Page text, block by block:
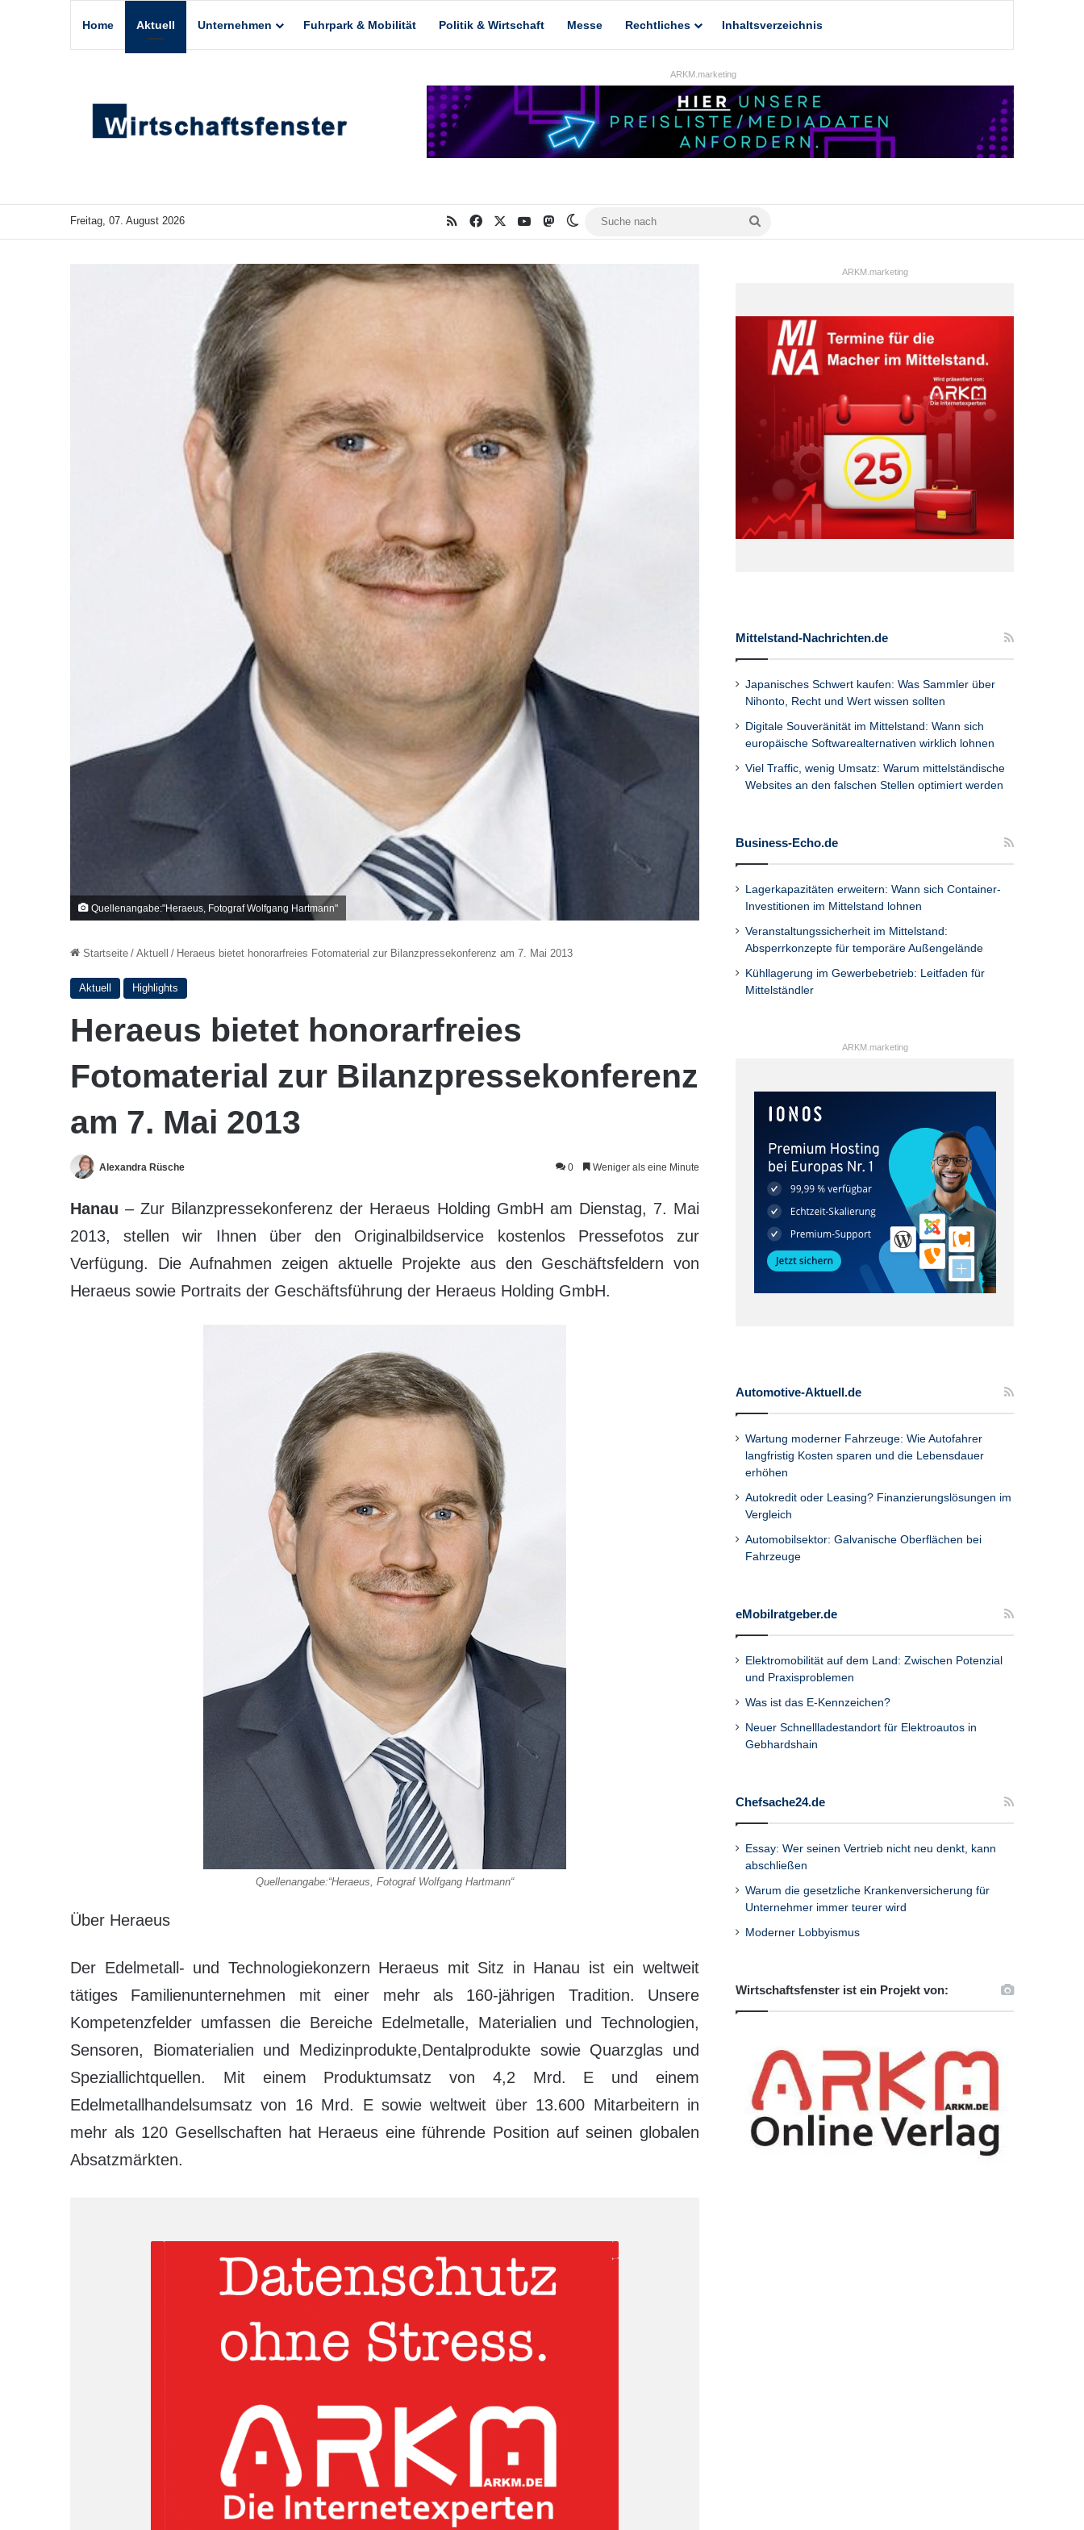
Home Aktuell Unternehmen Fuhrpark & Mobilität Politik & Wirtschaft Messe Rechtliches Inhaltsverzeichnis
ARKM.marketing
Freitag, 07. August 2026 RSS Facebook YouTubeMastodonSkin umschalten
Quellenangabe:"Heraeus, Fotograf Wolfgang Hartmann"
Startseite / Aktuell / Heraeus bietet honorarfreies Fotomaterial zur Bilanzpressekonferenz am 7. Mai 2013
Aktuell Highlights
Heraeus bietet honorarfreies
Fotomaterial zur Bilanzpressekonferenz
am 7. Mai 2013
Alexandra Rüsche 0 Weniger als eine Minute
Hanau – Zur Bilanzpressekonferenz der Heraeus Holding GmbH am Dienstag, 7. Mai
2013, stellen wir Ihnen über den Originalbildservice kostenlos Pressefotos zur
Verfügung. Die Aufnahmen zeigen aktuelle Projekte aus den Geschäftsfeldern von
Heraeus sowie Portraits der Geschäftsführung der Heraeus Holding GmbH.
Quellenangabe:“Heraeus, Fotograf Wolfgang Hartmann“
Über Heraeus
Der Edelmetall- und Technologiekonzern Heraeus mit Sitz in Hanau ist ein weltweit
tätiges Familienunternehmen mit einer mehr als 160-jährigen Tradition. Unsere
Kompetenzfelder umfassen die Bereiche Edelmetalle, Materialien und Technologien,
Sensoren, Biomaterialien und Medizinprodukte,Dentalprodukte sowie Quarzglas und
Speziallichtquellen. Mit einem Produktumsatz von 4,2 Mrd. E und einem
Edelmetallhandelsumsatz von 16 Mrd. E sowie weltweit über 13.600 Mitarbeitern in
mehr als 120 Gesellschaften hat Heraeus eine führende Position auf seinen globalen
Absatzmärkten.
ARKM.marketing
Mittelstand-Nachrichten.de
Japanisches Schwert kaufen: Was Sammler über
Nihonto, Recht und Wert wissen sollten
Digitale Souveränität im Mittelstand: Wann sich
europäische Softwarealternativen wirklich lohnen
Viel Traffic, wenig Umsatz: Warum mittelständische
Websites an den falschen Stellen optimiert werden
Business-Echo.de
Lagerkapazitäten erweitern: Wann sich Container-
Investitionen im Mittelstand lohnen
Veranstaltungssicherheit im Mittelstand:
Absperrkonzepte für temporäre Außengelände
Kühllagerung im Gewerbebetrieb: Leitfaden für
Mittelständler
ARKM.marketing
Automotive-Aktuell.de
Wartung moderner Fahrzeuge: Wie Autofahrer
langfristig Kosten sparen und die Lebensdauer
erhöhen
Autokredit oder Leasing? Finanzierungslösungen im
Vergleich
Automobilsektor: Galvanische Oberflächen bei
Fahrzeuge
eMobilratgeber.de
Elektromobilität auf dem Land: Zwischen Potenzial
und Praxisproblemen
Was ist das E-Kennzeichen?
Neuer Schnellladestandort für Elektroautos in
Gebhardshain
Chefsache24.de
Essay: Wer seinen Vertrieb nicht neu denkt, kann
abschließen
Warum die gesetzliche Krankenversicherung für
Unternehmer immer teurer wird
Moderner Lobbyismus
Wirtschaftsfenster ist ein Projekt von: